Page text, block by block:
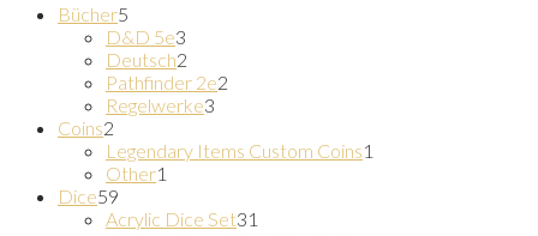
Bücher5
Produkte
D&D 5e3
Produkte
Deutsch2
Produkte
Pathfinder 2e2
Regelwerke3
Coins2
Produkte
Legendary Items Custom Coins1
Other1
Dice59
Produkte
Acrylic Dice Set31